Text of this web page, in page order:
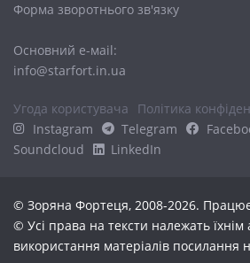
Форма зворотнього зв'язку
Основний е-маіl:
info@starfort.in.ua
Угода користувача
Політика
Instagram
Telegram
Soundcloud
LinkedIn
© Зоряна Фортеця, 2008-2026.
© Усі права на тексти належать їхнім
використання матеріалів посилання